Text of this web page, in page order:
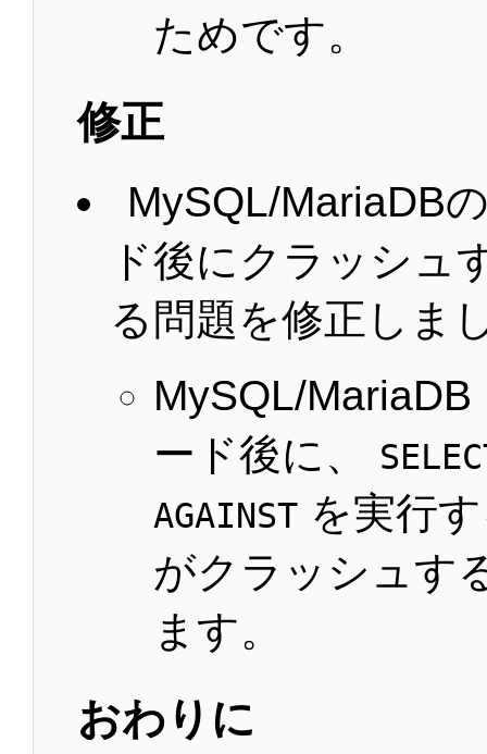
ためです。
修正
MySQL/MariaDB
ド後にクラッシュ
る問題を修正しま
MySQL/
ード後に、
AGAINST を実行
がクラッシュす
ます。
おわりに